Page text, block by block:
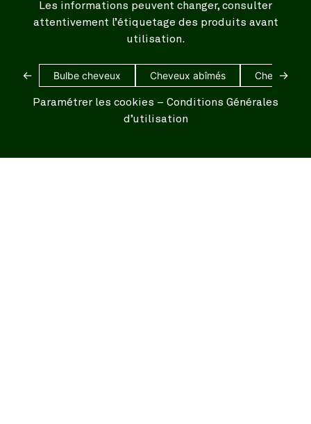
Les informations peuvent changer, consulter
attentivement l’étiquetage des produits avant
utilisation.
← Bulbe cheveux Cheveux abîmés Cheveux
→
Paramétrer les cookies – Conditions Générales
d’utilisation